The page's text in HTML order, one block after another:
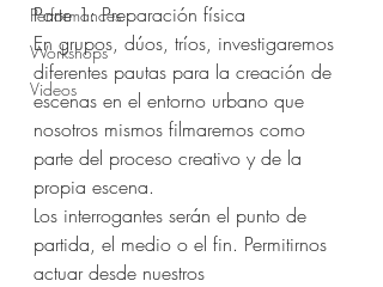
Performances
Workshops
Videos
Parte 1: Preparación física
En grupos, dúos, tríos, investigaremos
diferentes pautas para la creación de
escenas en el entorno urbano que
nosotros mismos filmaremos como
parte del proceso creativo y de la
propia escena.
Los interrogantes serán el punto de
partida, el medio o el fin. Permitirnos
actuar desde nuestros